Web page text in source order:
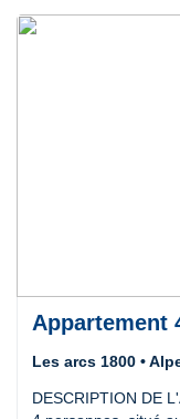
Appartement
Les arcs 1800 •
DESCRIPTION DE